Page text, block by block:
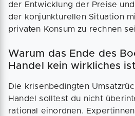
der Entwicklung der Preise
der konjunkturellen Situation
privaten Konsum zu rechnen
Warum das Ende des
Handel kein wirkliches ist
Die krisenbedingten
Handel solltest du nicht
rational einordnen.